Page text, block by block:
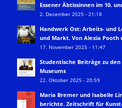
Essener Äbtissinnen im 10.
2. Dezember 2025 - 21:18
Handwerk Ost: Arbeits- und
und Markt. Von Alexia Pooth
17. November 2025 - 11:47
Studentische Beiträge zu den
Museums
22. Oktober 2025 - 20:59
Maria Bremer und Isabelle
berichte. Zeitschrift für